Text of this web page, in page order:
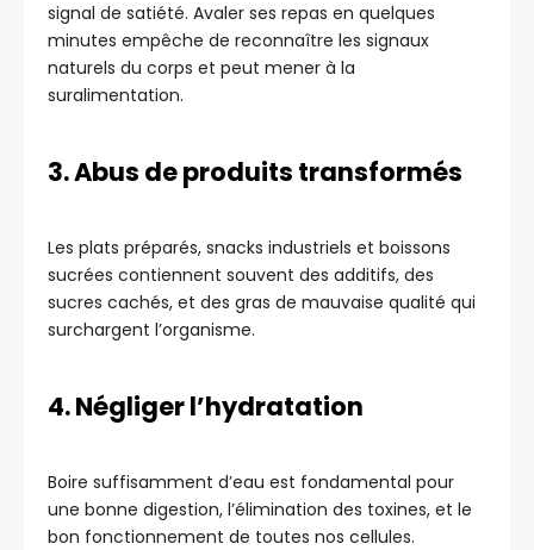
signal de satiété. Avaler ses repas en quelques
minutes empêche de reconnaître les signaux
naturels du corps et peut mener à la
suralimentation.
3. Abus de produits transformés
Les plats préparés, snacks industriels et boissons
sucrées contiennent souvent des additifs, des
sucres cachés, et des gras de mauvaise qualité qui
surchargent l’organisme.
4. Négliger l’hydratation
Boire suffisamment d’eau est fondamental pour
une bonne digestion, l’élimination des toxines, et le
bon fonctionnement de toutes nos cellules.